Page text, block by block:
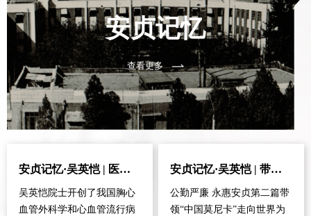
安贞记忆
查看更多
安贞记忆·吴英恺 | 医之大者 矢志报国
吴英恺院士开创了我国胸心
血管外科学和心血管流行病
安贞记忆·吴英恺 | 带领“中国莫尼卡”走向世界
公勤严廉 永惠安贞第二篇带
领“中国莫尼卡”走向世界为